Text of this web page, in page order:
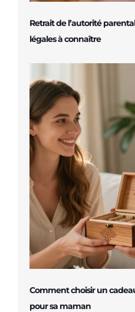
Retrait de l’autorité
légales à connaître
Comment choisir un
pour sa maman